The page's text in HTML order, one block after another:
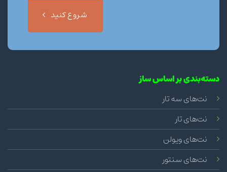
شروع کنید
دسته‌بندی بر اساس ساز
نت‌های سه تار
نت‌های تار
نت‌های ویولن
نت‌های سنتور